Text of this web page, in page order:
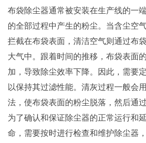
布袋除尘器通常被安装在生产线的一
的全部过程中产生的粉尘。当含尘空
拦截在布袋表面，清洁空气则通过布
大气中。跟着时间的推移，布袋表面
加，导致除尘效率下降。因此，需要
以保持其过滤性能。清灰过程一般会
法，使布袋表面的粉尘脱落，然后通
为了确认和保证除尘器的正常运行和
命，需要按时进行检查和维护除尘器